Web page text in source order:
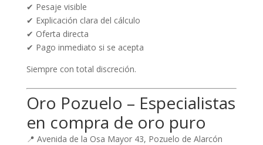
✔ Pesaje visible
✔ Explicación clara del cálculo
✔ Oferta directa
✔ Pago inmediato si se acepta
Siempre con total discreción.
Oro Pozuelo – Especialistas
en compra de oro puro
📍 Avenida de la Osa Mayor 43, Pozuelo de Alarcón